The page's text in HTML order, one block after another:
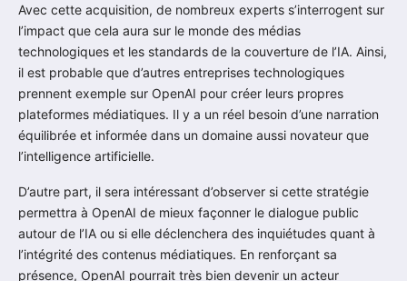
Avec cette acquisition, de nombreux experts s’interrogent sur
l’impact que cela aura sur le monde des médias
technologiques et les standards de la couverture de l’IA. Ainsi,
il est probable que d’autres entreprises technologiques
prennent exemple sur OpenAI pour créer leurs propres
plateformes médiatiques. Il y a un réel besoin d’une narration
équilibrée et informée dans un domaine aussi novateur que
l’intelligence artificielle.
D’autre part, il sera intéressant d’observer si cette stratégie
permettra à OpenAI de mieux façonner le dialogue public
autour de l’IA ou si elle déclenchera des inquiétudes quant à
l’intégrité des contenus médiatiques. En renforçant sa
présence, OpenAI pourrait très bien devenir un acteur